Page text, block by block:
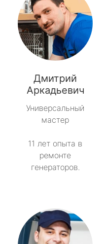
Дмитрий
Аркадьевич
Универсальный
мастер
11 лет опыта в
ремонте
генераторов.